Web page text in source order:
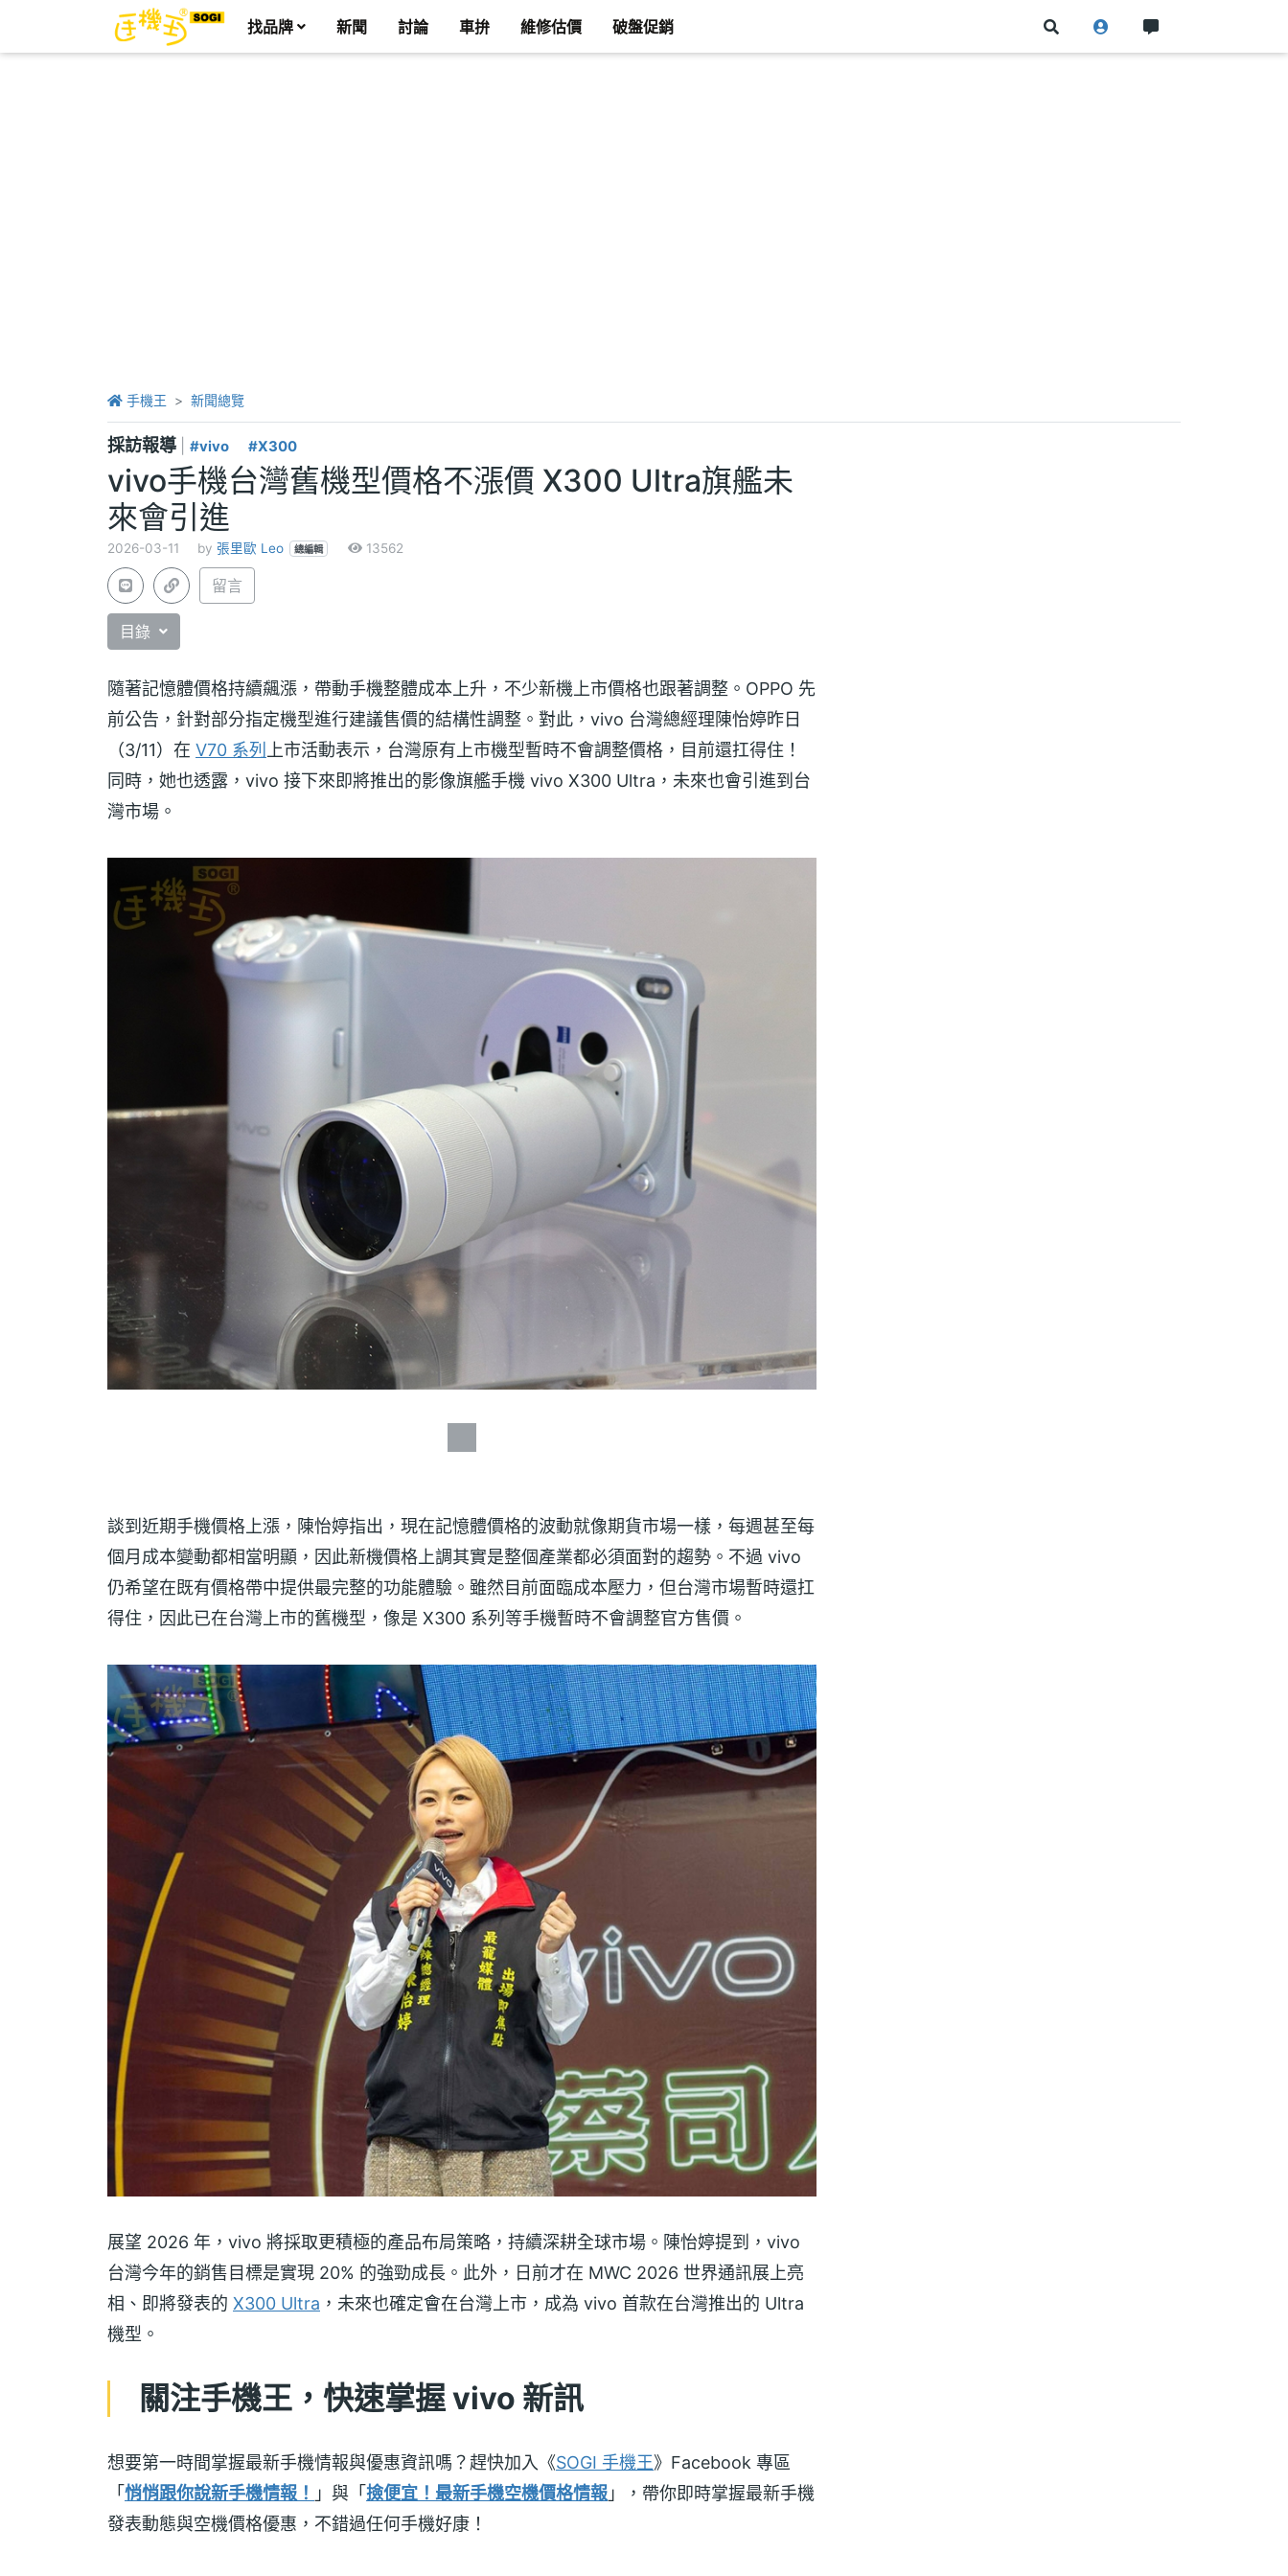
找品牌 新聞 討論 車拚 維修估價 破盤促銷
手機王 新聞總覽
採訪報導 #vivo #X300
vivo手機台灣舊機型價格不漲價 X300 Ultra旗艦未
來會引進
2026-03-11 by 張里歐 Leo 總編輯 13562
留言
目錄
隨著記憶體價格持續飆漲，帶動手機整體成本上升，不少新機上市價格也跟著調整。OPPO 先
前公告，針對部分指定機型進行建議售價的結構性調整。對此，vivo 台灣總經理陳怡婷昨日
（3/11）在 V70 系列
上市活動表示，台灣原有上市機型暫時不會調整價格，目前還扛得住！
同時，她也透露，vivo 接下來即將推出的影像旗艦手機 vivo X300 Ultra，未來也會引進到台
灣市場。
談到近期手機價格上漲，陳怡婷指出，現在記憶體價格的波動就像期貨市場一樣，每週甚至每
個月成本變動都相當明顯，因此新機價格上調其實是整個產業都必須面對的趨勢。不過 vivo
仍希望在既有價格帶中提供最完整的功能體驗。雖然目前面臨成本壓力，但台灣市場暫時還扛
得住，因此已在台灣上市的舊機型，像是 X300 系列等手機暫時不會調整官方售價。
展望 2026 年，vivo 將採取更積極的產品布局策略，持續深耕全球市場。陳怡婷提到，vivo
台灣今年的銷售目標是實現 20% 的強勁成長。此外，日前才在 MWC 2026 世界通訊展上亮
相、即將發表的 X300 Ultra ，未來也確定會在台灣上市，成為 vivo 首款在台灣推出的 Ultra
機型。
關注手機王，快速掌握 vivo 新訊
想要第一時間掌握最新手機情報與優惠資訊嗎？趕快加入《SOGI 手機王》Facebook 專區
「悄悄跟你說新手機情報！ 」與「撿便宜！最新手機空機價格情報 」，帶你即時掌握最新手機
發表動態與空機價格優惠，不錯過任何手機好康！